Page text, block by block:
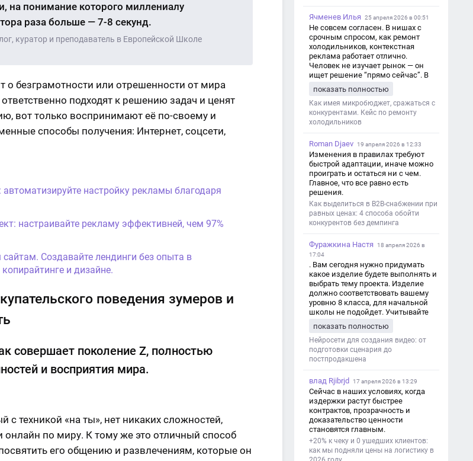
на понимание которого миллениалу
раза больше — 7-8 секунд.
куратор и преподаватель в Европейской Школе
о безграмотности или отрешенности от мира
подходят к решению задач и ценят
вот только воспринимают её по-своему и
способы получения: Интернет, соцсети,
автоматизируйте настройку рекламы благодаря
настраивайте рекламу эффективней, чем 97%
Создавайте лендинги без опыта в
и дизайне.
поведения зумеров и
совершает поколение Z, полностью
и восприятия мира.
с техникой «на ты», нет никаких сложностей,
онлайн по миру. К тому же это отличный способ
его общению и развлечениям, которые он
Ячменев Илья 25 апреля 2026 в 00:51
Не совсем согласен. В нишах с
срочным спросом, как ремонт
холодильников, контекстная
реклама работает отлично.
Человек не изучает рынок — он
ищет решение “прямо сейчас”. В
и ловит самый горячий трафик,
тогда как SEO в таких задачах
просто не успевает.
показать полностью
Как имея микробюджет, сражаться с
конкурентами. Кейс по ремонту
холодильников
Roman Djaev 19 апреля 2026 в 12:33
Изменения в правилах требуют
быстрой адаптации, иначе можно
проиграть и остаться ни с чем.
Главное, что все равно есть
решения.
Как выделиться в B2B-снабжении при
равных ценах: 4 способа обойти
конкурентов без демпинга
Фуражкина Настя
18 апреля 2026 в
17:04
. Вам сегодня нужно придумать
какое изделие будете выполнять и
выбрать тему проекта. Изделие
должно соответствовать вашему
уровню 8 класса, для начальной
школы не подойдет. Учитывайте
уровня работы. Структура проекта 1.
Титульный лист - Название школы.
- Тип работы: «Проектная работа». -
Тема проекта. - Кто выполнил:
должность учителя. - Город, год. 2.
Введение - Актуальность темы
(почему это важно). - Цель и
задачи проекта. - Объект и предмет
исследования. - Методы работы. 3.
Основная часть - Теоретическая
основные понятия. - Практическая
глава: что сделано (исследование,
показать полностью
Нейросети для создания видео: от
подготовки сценария до
постпродакшена
влад Rjibrjd 17 апреля 2026 в 13:29
Сейчас в наших условиях, когда
издержки растут быстрее
контрактов, прозрачность и
доказательство ценности
становятся главным.
+20% к чеку и 0 ушедших клиентов:
как мы подняли цены на логистику в